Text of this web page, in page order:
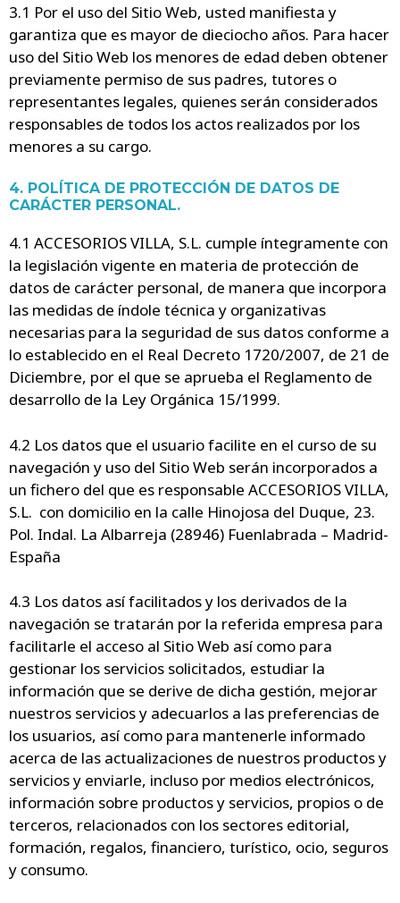
3.1 Por el uso del Sitio Web, usted manifiesta y
garantiza que es mayor de dieciocho años. Para hacer
uso del Sitio Web los menores de edad deben obtener
previamente permiso de sus padres, tutores o
representantes legales, quienes serán considerados
responsables de todos los actos realizados por los
menores a su cargo.
4. POLÍTICA DE PROTECCIÓN DE DATOS DE
CARÁCTER PERSONAL.
4.1 ACCESORIOS VILLA, S.L. cumple íntegramente con
la legislación vigente en materia de protección de
datos de carácter personal, de manera que incorpora
las medidas de índole técnica y organizativas
necesarias para la seguridad de sus datos conforme a
lo establecido en el Real Decreto 1720/2007, de 21 de
Diciembre, por el que se aprueba el Reglamento de
desarrollo de la Ley Orgánica 15/1999.
4.2 Los datos que el usuario facilite en el curso de su
navegación y uso del Sitio Web serán incorporados a
un fichero del que es responsable ACCESORIOS VILLA,
S.L. con domicilio en la calle Hinojosa del Duque, 23.
Pol. Indal. La Albarreja (28946) Fuenlabrada – Madrid-
España
4.3 Los datos así facilitados y los derivados de la
navegación se tratarán por la referida empresa para
facilitarle el acceso al Sitio Web así como para
gestionar los servicios solicitados, estudiar la
información que se derive de dicha gestión, mejorar
nuestros servicios y adecuarlos a las preferencias de
los usuarios, así como para mantenerle informado
acerca de las actualizaciones de nuestros productos y
servicios y enviarle, incluso por medios electrónicos,
información sobre productos y servicios, propios o de
terceros, relacionados con los sectores editorial,
formación, regalos, financiero, turístico, ocio, seguros
y consumo.